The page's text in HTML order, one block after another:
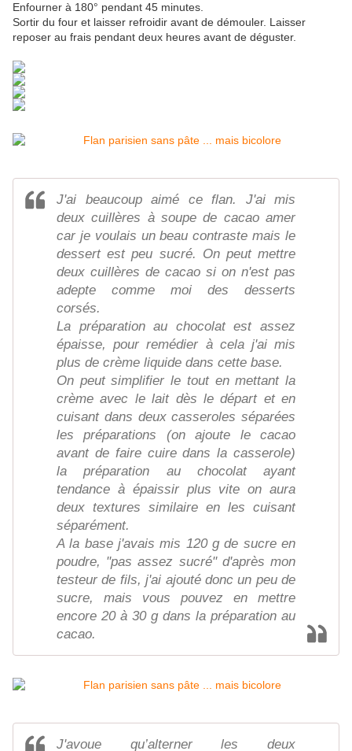
Enfourner à 180° pendant 45 minutes.
Sortir du four et laisser refroidir avant de démouler. Laisser
reposer au frais pendant deux heures avant de déguster.
J'ai beaucoup aimé ce flan. J'ai mis
deux cuillères à soupe de cacao amer
car je voulais un beau contraste mais le
dessert est peu sucré. On peut mettre
deux cuillères de cacao si on n'est pas
adepte comme moi des desserts
corsés.
La préparation au chocolat est assez
épaisse, pour remédier à cela j'ai mis
plus de crème liquide dans cette base.
On peut simplifier le tout en mettant la
crème avec le lait dès le départ et en
cuisant dans deux casseroles séparées
les préparations (on ajoute le cacao
avant de faire cuire dans la casserole)
la préparation au chocolat ayant
tendance à épaissir plus vite on aura
deux textures similaire en les cuisant
séparément.
A la base j'avais mis 120 g de sucre en
poudre, "pas assez sucré" d'après mon
testeur de fils, j'ai ajouté donc un peu de
sucre, mais vous pouvez en mettre
encore 20 à 30 g dans la préparation au
cacao.
J'avoue qu’alterner les deux